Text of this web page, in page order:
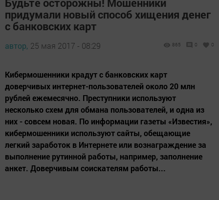
Будьте осторожны! Мошенники
придумали новый способ хищения денег
с банковских карт
автор, 25 мая 2017 - 08:29 865 0 0
Кибермошенники крадут с банковских карт
доверчивых интернет-пользователей около 20 млн
рублей ежемесячно. Преступники используют
несколько схем для обмана пользователей, и одна из
них - совсем новая. По информации газеты «Известия»,
кибермошенники используют сайты, обещающие
легкий заработок в Интернете или вознаграждение за
выполнение рутинной работы, например, заполнение
анкет. Доверчивым соискателям работы...